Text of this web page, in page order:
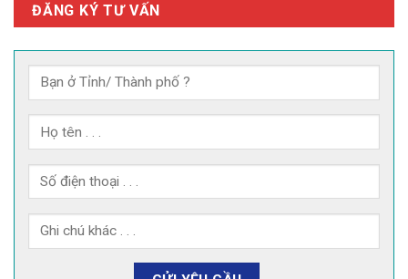
ĐĂNG KÝ TƯ VẤN